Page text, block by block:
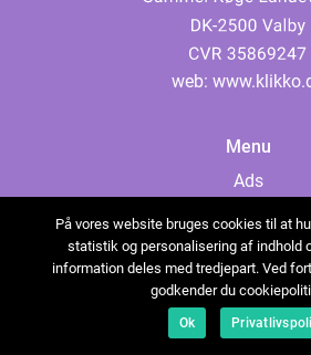
web:
Menu
Ads
Cookies
Contact
Sitemap
På vores website bruges cookies til at
statistik og personalisering af indhold
information deles med tredjepart. Ved
godkender du
Ok